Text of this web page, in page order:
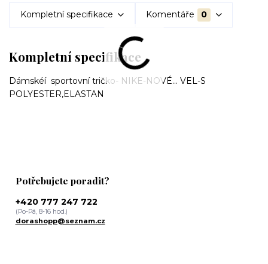
Kompletní specifikace Komentáře 0
Kompletní specifikace
Dámskéí sportovní tričko- NIKE-NOVÉ... VEL-S
POLYESTER,ELASTAN
Potřebujete poradit?
+420 777 247 722
(Po-Pá, 8-16 hod.)
dorashopp@seznam.cz